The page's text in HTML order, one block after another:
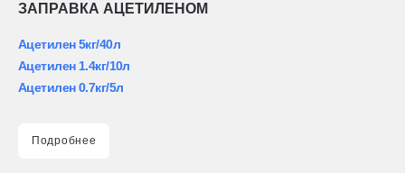
ЗАПРАВКА АЦЕТИЛЕНОМ
Ацетилен 5кг/40л
Ацетилен 1.4кг/10л
Ацетилен 0.7кг/5л
Подробнее